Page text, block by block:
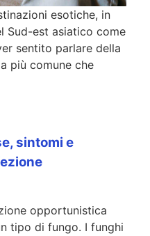
esotiche, in
Sud-est asiatico come
sentito parlare della
più comune che
sintomi e
opportunistica
tipo di fungo. I funghi